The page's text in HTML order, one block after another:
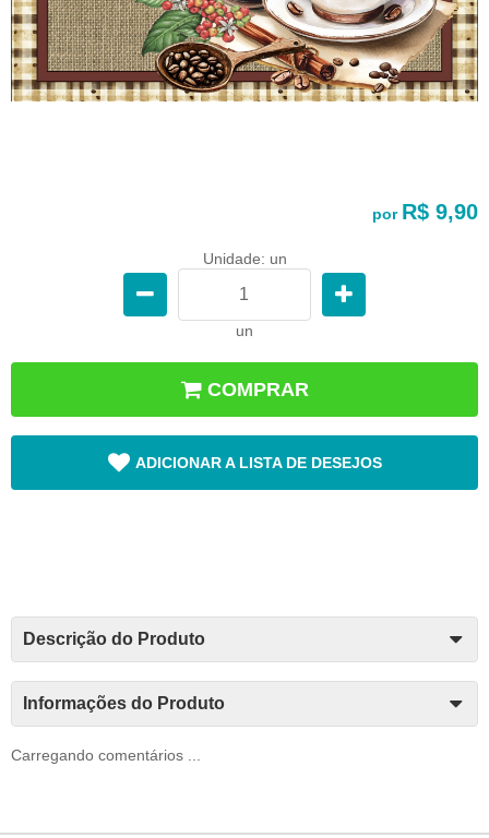
por R$ 9,90
Unidade: un
un
COMPRAR
ADICIONAR A LISTA DE DESEJOS
Descrição do Produto
Informações do Produto
Carregando comentários ...